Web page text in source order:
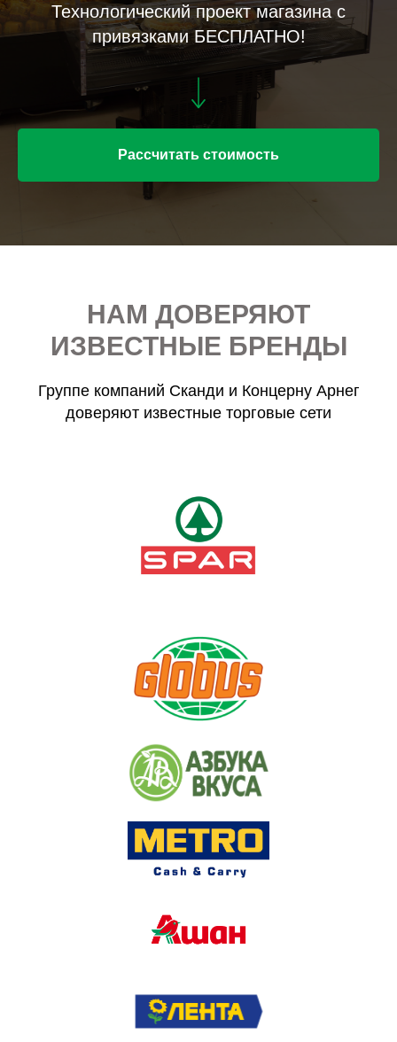
Технологический проект магазина с
привязками БЕСПЛАТНО!
Рассчитать стоимость
НАМ ДОВЕРЯЮТ
ИЗВЕСТНЫЕ БРЕНДЫ
Группе компаний Сканди и Концерну Арнег
доверяют известные торговые сети